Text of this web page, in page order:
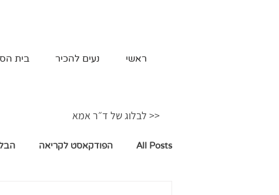
ראשי נעים להכיר בית
<< לבלוג של ד״ר אמא
All Posts הפודקאסט לקריאה